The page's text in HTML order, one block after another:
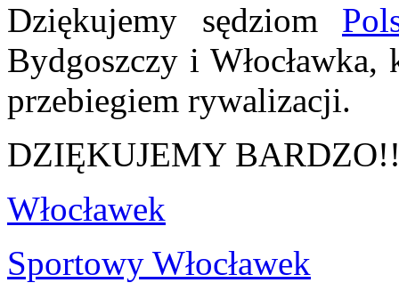
Dziękujemy sędziom
Bydgoszczy i
przebiegiem rywalizacji.
DZIĘKUJEMY
Włocławek
Sportowy Włocławek